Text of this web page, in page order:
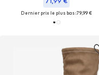
Dernier prix le plus bas :79,99 €